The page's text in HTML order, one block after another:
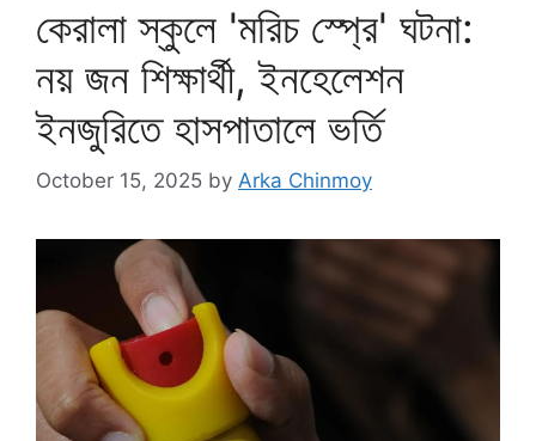
কেরালা স্কুলে 'মরিচ স্প্রে' ঘটনা:
নয় জন শিক্ষার্থী, ইনহেলেশন
ইনজুরিতে হাসপাতালে ভর্তি
October 15, 2025 by Arka Chinmoy